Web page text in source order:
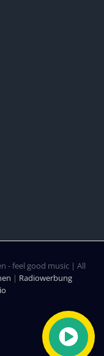
- feel good music | All
| Radiowerbung